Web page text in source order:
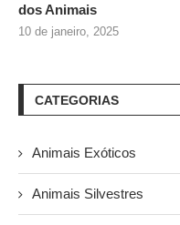
dos Animais
10 de janeiro, 2025
CATEGORIAS
Animais Exóticos
Animais Silvestres